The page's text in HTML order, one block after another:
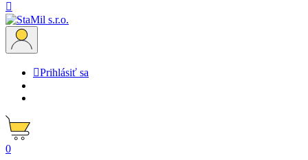

Prihlásiť sa
0